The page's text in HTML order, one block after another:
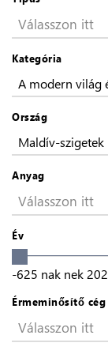
Válasszon itt
Kategória
A modern világ
Ország
Maldív-szigetek
Anyag
Válasszon itt
Év
-625 nak nek
Érmeminősítő cég
Válasszon itt